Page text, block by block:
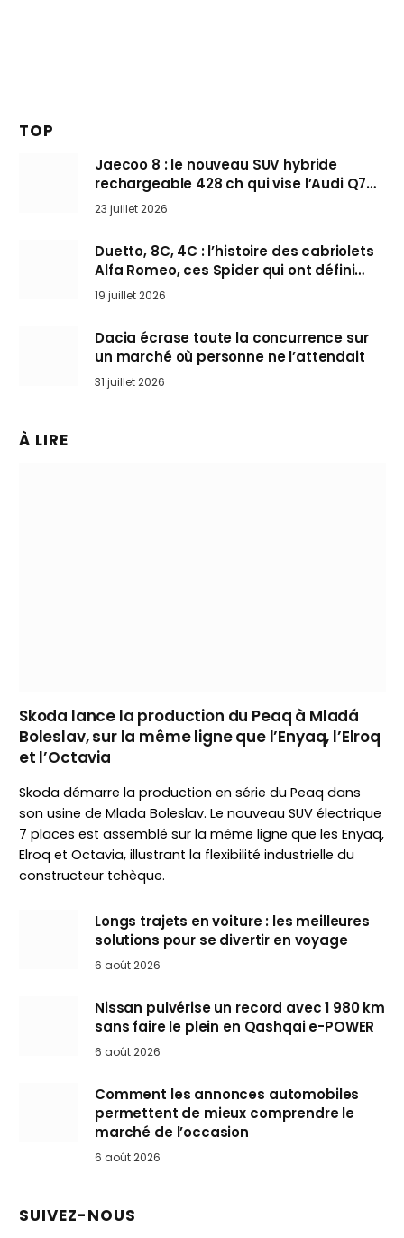
TOP
Jaecoo 8 : le nouveau SUV hybride
rechargeable 428 ch qui vise l’Audi Q7
arrive en Europe cet automne
23 juillet 2026
Duetto, 8C, 4C : l’histoire des cabriolets
Alfa Romeo, ces Spider qui ont défini
l’art de rouler cheveux au vent
19 juillet 2026
Dacia écrase toute la concurrence sur
un marché où personne ne l’attendait
31 juillet 2026
À LIRE
Skoda lance la production du Peaq à Mladá
Boleslav, sur la même ligne que l’Enyaq, l’Elroq
et l’Octavia
Skoda démarre la production en série du Peaq dans
son usine de Mlada Boleslav. Le nouveau SUV électrique
7 places est assemblé sur la même ligne que les Enyaq,
Elroq et Octavia, illustrant la flexibilité industrielle du
constructeur tchèque.
Longs trajets en voiture : les meilleures
solutions pour se divertir en voyage
6 août 2026
Nissan pulvérise un record avec 1 980 km
sans faire le plein en Qashqai e-POWER
6 août 2026
Comment les annonces automobiles
permettent de mieux comprendre le
marché de l’occasion
6 août 2026
SUIVEZ-NOUS